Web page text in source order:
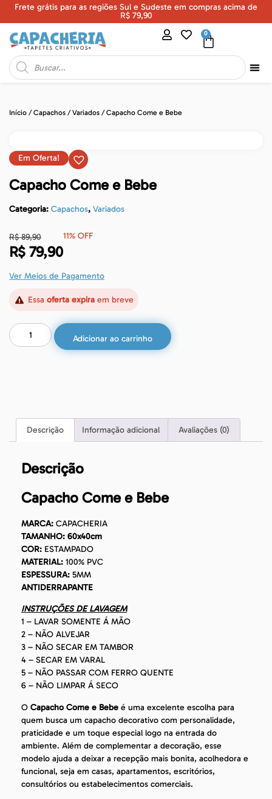
Frete grátis para as regiões Sul e Sudeste em compras acima de
R$ 79,90
0
Início /Capachos /Variados / Capacho Come e Bebe
Em Oferta!
Capacho Come e Bebe
Categoria: Capachos, Variados
R$89,90
R$ 79,90
11% OFF
Ver Meios de Pagamento
Essa oferta expiraem breve
Adicionar ao carrinho
Descrição Informação adicional Avaliações (0)
Descrição
Capacho Come e Bebe
MARCA: CAPACHERIA
TAMANHO: 60x40cm
COR: ESTAMPADO
MATERIAL: 100% PVC
ESPESSURA: 5MM
ANTIDERRAPANTE
INSTRUÇÕES DE LAVAGEM
1 – LAVAR SOMENTE Á MÃO
2 – NÃO ALVEJAR
3 – NÃO SECAR EM TAMBOR
4 – SECAR EM VARAL
5 – NÃO PASSAR COM FERRO QUENTE
6 – NÃO LIMPAR Á SECO
O Capacho Come e Bebe é uma excelente escolha para
quem busca um capacho decorativo com personalidade,
praticidade e um toque especial logo na entrada do
ambiente. Além de complementar a decoração, esse
modelo ajuda a deixar a recepção mais bonita, acolhedora e
funcional, seja em casas, apartamentos, escritórios,
consultórios ou estabelecimentos comerciais.